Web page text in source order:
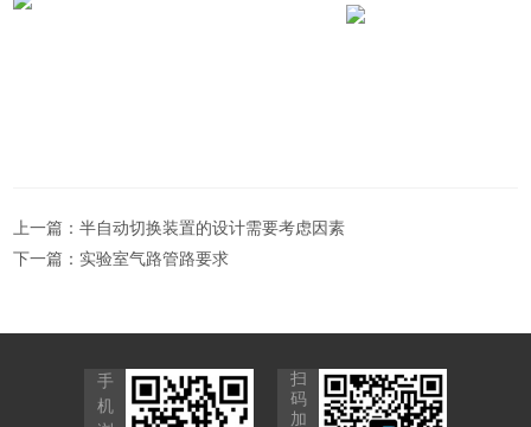
上一篇：半自动切换装置的设计需要考虑因素
下一篇： 实验室气路管路要求
手
机
扫
码
加